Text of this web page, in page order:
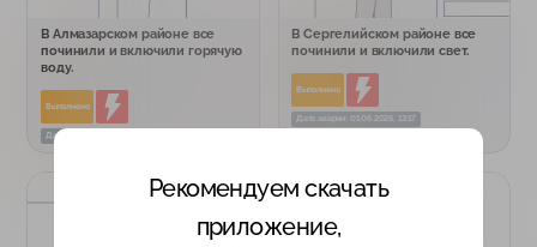
В Алмазарском районе все
починили и включили горячую
воду.
Выполнено
Дата аварии: 01.06.2026, 13:18
В Сергелийском районе все
починили и включили свет.
Выполнено
Дата аварии: 01.06.2026, 13:17
Рекомендуем скачать
приложение,